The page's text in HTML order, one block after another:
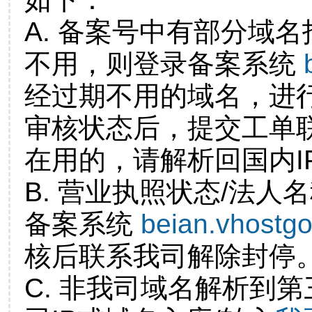
A. 备案号中有部分域
不用，则登录备案系统
经过期不用的域名，进
审核状态后，提交工单
在用的，请解析回国内
B. 营业执照状态/法人
备案系统
核后联系我司解除封停
C. 非我司域名解析到